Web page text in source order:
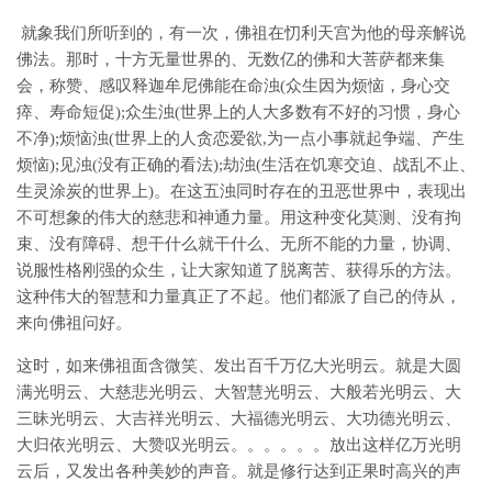
就象我们所听到的，有一次，佛祖在忉利天宫为他的母亲解说
佛法。那时，十方无量世界的、无数亿的佛和大菩萨都来集
会，称赞、感叹释迦牟尼佛能在命浊(众生因为烦恼，身心交
瘁、寿命短促);众生浊(世界上的人大多数有不好的习惯，身心
不净);烦恼浊(世界上的人贪恋爱欲,为一点小事就起争端、产生
烦恼);见浊(没有正确的看法);劫浊(生活在饥寒交迫、战乱不止、
生灵涂炭的世界上)。在这五浊同时存在的丑恶世界中，表现出
不可想象的伟大的慈悲和神通力量。用这种变化莫测、没有拘
束、没有障碍、想干什么就干什么、无所不能的力量，协调、
说服性格刚强的众生，让大家知道了脱离苦、获得乐的方法。
这种伟大的智慧和力量真正了不起。他们都派了自己的侍从，
来向佛祖问好。
这时，如来佛祖面含微笑、发出百千万亿大光明云。就是大圆
满光明云、大慈悲光明云、大智慧光明云、大般若光明云、大
三昧光明云、大吉祥光明云、大福德光明云、大功德光明云、
大归依光明云、大赞叹光明云。。。。。。放出这样亿万光明
云后，又发出各种美妙的声音。就是修行达到正果时高兴的声